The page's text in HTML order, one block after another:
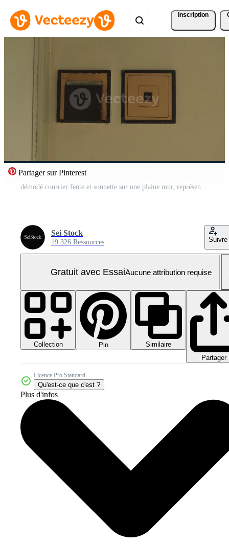
Inscription
Partager sur Pinterest
démodé courrier fente et sonnette sur une plaine mur, représentant ancien la communication méthodes. Vidéo Pro
Sei Stock
19 326 Ressources Suivre
Gratuit avec EssaiAucune attribution requise
Collection Pin
Similaire
Partager
Licence Pro Standard
Qu'est-ce que c'est ?
Plus d'infos